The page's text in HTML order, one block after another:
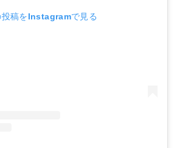
投稿をInstagramで見る